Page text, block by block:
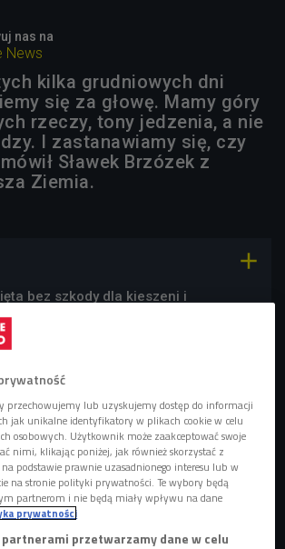
nas na
News
kilka grudniowych dni
się za głowę. Mamy góry
rzeczy, tony jedzenia, a nie
I zastanawiamy się, czy
Sławek Brzózek z
Ziemia.

bez szkody dla kieszeni i
przechowujemy lub uzyskujemy dostęp do informacji
jak unikalne identyfikatory w plikach cookie w celu
osobowych. Użytkownik może zaakceptować swoje
nimi, klikając poniżej, jak również skorzystać z
podstawie prawnie uzasadnionego interesu lub w
na stronie polityki prywatności. Te wybory będą
partnerom i nie będą miały wpływu na dane
prywatności
przetwarzamy dane w celu